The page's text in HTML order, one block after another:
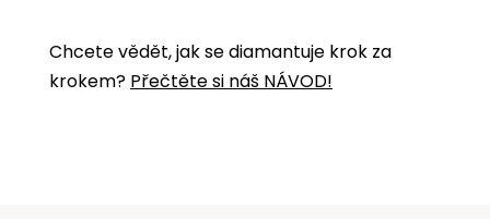
Chcete vědět, jak se diamantuje krok za
krokem? Přečtěte si náš NÁVOD!